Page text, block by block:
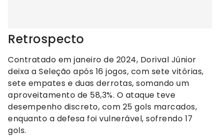
Retrospecto
Contratado em janeiro de 2024, Dorival Júnior
deixa a Seleção após 16 jogos, com sete vitórias,
sete empates e duas derrotas, somando um
aproveitamento de 58,3%. O ataque teve
desempenho discreto, com 25 gols marcados,
enquanto a defesa foi vulnerável, sofrendo 17
gols.